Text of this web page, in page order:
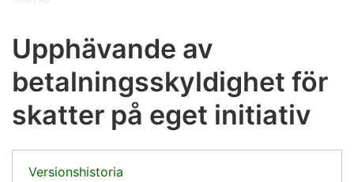
Upphävande av
betalningsskyldighet för
skatter på eget initiativ
Versionshistoria